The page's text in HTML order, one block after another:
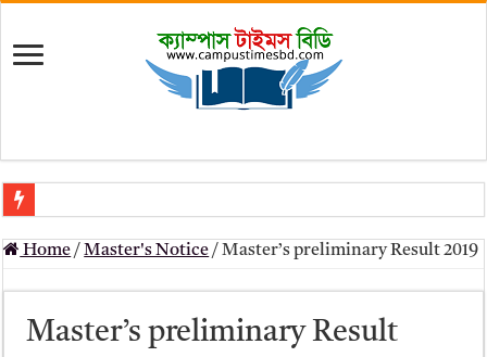
মৎস্য অধিদপ্তর (dof) নিয়োগ বিজ্ঞপ্তি ২০২৬
primary viva result 2026 pdf download – dpe viva result
Home / Master's Notice / Master’s preliminary Result 2019
Master’s preliminary Result